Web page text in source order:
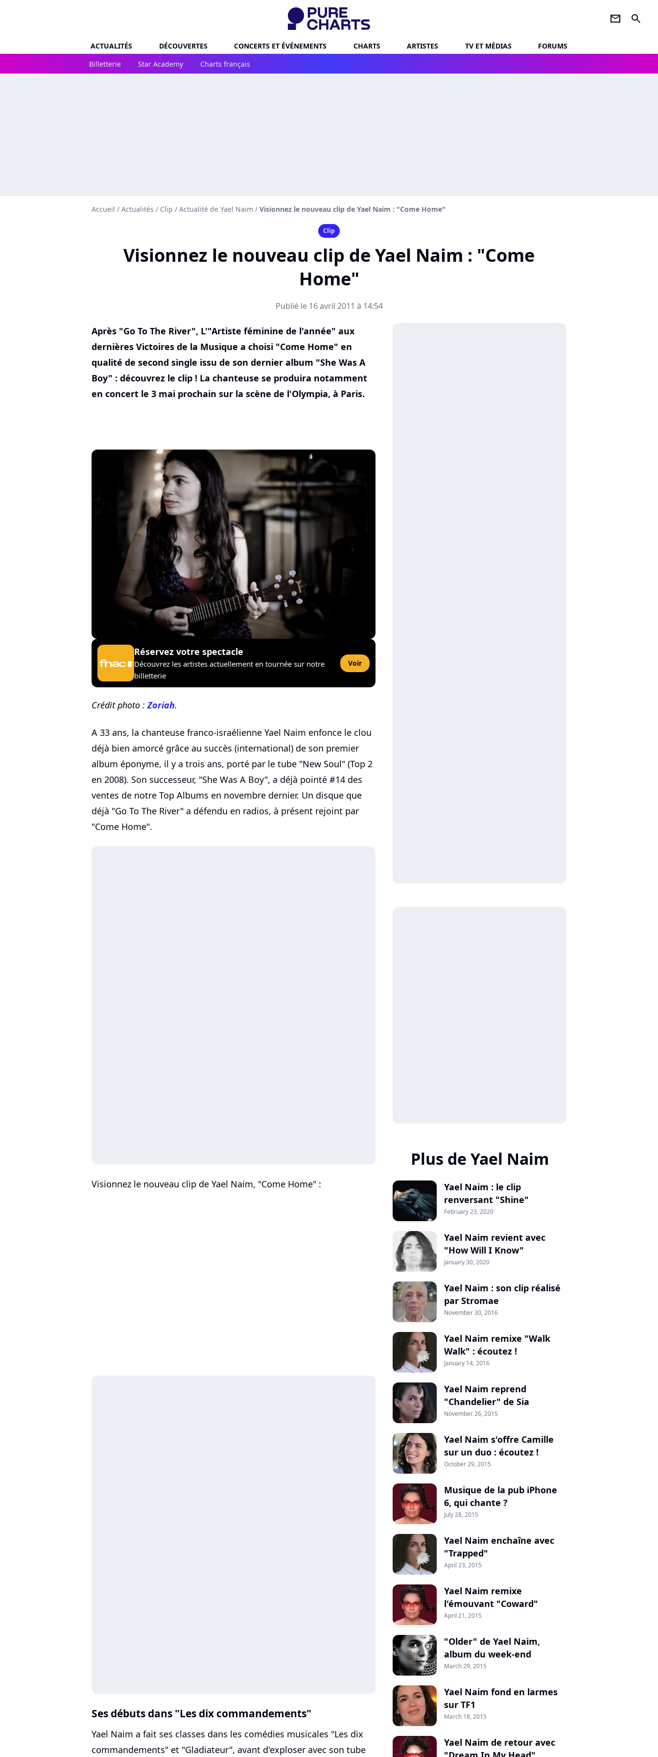
newsletter search
ACTUALITÉS DÉCOUVERTES CONCERTS ET ÉVÉNEMENTS CHARTS ARTISTES TV ET MÉDIAS
FORUMS
Billetterie
Star Academy Charts français
Accueil / Actualités / Clip / Actualité de Yael Naim / Visionnez le nouveau clip de Yael Naim : "Come Home"
Clip
Visionnez le nouveau clip de Yael Naim : "Come
Home"
Publié le 16 avril 2011 à 14:54
Après "Go To The River", L'"Artiste féminine de l'année" aux
dernières Victoires de la Musique a choisi "Come Home" en
qualité de second single issu de son dernier album "She Was A
Boy" : découvrez le clip ! La chanteuse se produira notamment
en concert le 3 mai prochain sur la scène de l'Olympia, à Paris.
Réservez votre spectacle
Découvrez les artistes actuellement en tournée sur notre
billetterie
Voir
Crédit photo :Zoriah.
A 33 ans, la chanteuse franco-israélienne Yael Naim enfonce le clou
déjà bien amorcé grâce au succès (international) de son premier
album éponyme, il y a trois ans, porté par le tube "New Soul" (Top 2
en 2008). Son successeur, "She Was A Boy", a déjà pointé #14 des
ventes de notre Top Albums en novembre dernier. Un disque que
déjà "Go To The River" a défendu en radios, à présent rejoint par
"Come Home".
Visionnez le nouveau clip de Yael Naim, "Come Home" :
Ses débuts dans "Les dix commandements"
Yael Naim a fait ses classes dans les comédies musicales "Les dix
commandements" et "Gladiateur", avant d'exploser avec son tube
Plus de Yael Naim
Yael Naim : le clip
renversant "Shine"
February 23, 2020
Yael Naim revient avec
"How Will I Know"
January 30, 2020
Yael Naim : son clip réalisé
par Stromae
November 30, 2016
Yael Naim remixe "Walk
Walk" : écoutez !
January 14, 2016
Yael Naim reprend
"Chandelier" de Sia
November 26, 2015
Yael Naim s'offre Camille
sur un duo : écoutez !
October 29, 2015
Musique de la pub iPhone
6, qui chante ?
July 28, 2015
Yael Naim enchaîne avec
"Trapped"
April 23, 2015
Yael Naim remixe
l'émouvant "Coward"
April 21, 2015
"Older" de Yael Naim,
album du week-end
March 29, 2015
Yael Naim fond en larmes
sur TF1
March 18, 2015
Yael Naim de retour avec